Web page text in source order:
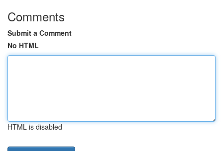
Comments
Submit a Comment
No HTML
HTML is disabled